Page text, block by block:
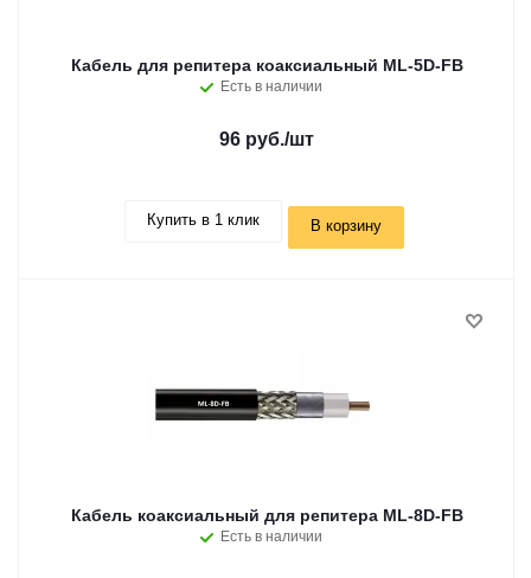
Кабель для репитера коаксиальный ML-5D-FB
Есть в наличии
96 руб./шт
Купить в 1 клик В корзину
Кабель коаксиальный для репитера ML-8D-FB
Есть в наличии